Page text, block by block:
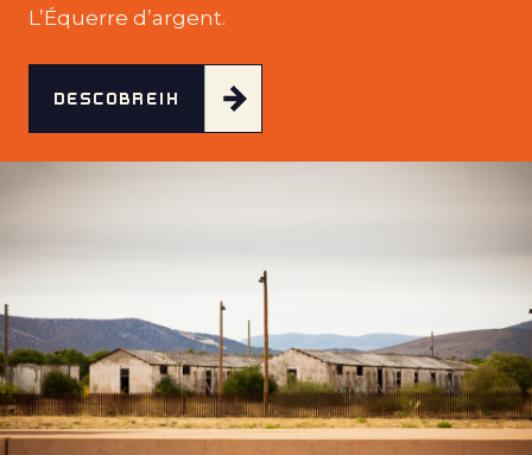
L’Équerre d’argent.
DESCOBREIX